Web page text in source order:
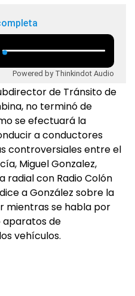
Powered by Thinkindot Audio
de Tránsito de
no terminó de
se efectuará la
a conductores
controversiales entre el
Miguel Gonzalez,
radial con Radio Colón
a González sobre la
mientras se habla por
aparatos de
vehículos.